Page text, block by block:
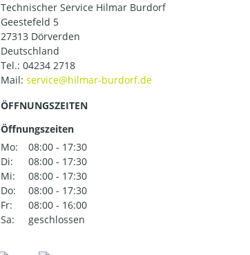
Technischer Service Hilmar Burdorf
Geestefeld 5
27313 Dörverden
Deutschland
Tel.: 04234 2718
Mail:
ÖFFNUNGSZEITEN
Öffnungszeiten
Mo:
08:00 - 17:30
Di:
08:00 - 17:30
Mi:
08:00 - 17:30
Do:
08:00 - 17:30
Fr:
08:00 - 16:00
Sa:
geschlossen